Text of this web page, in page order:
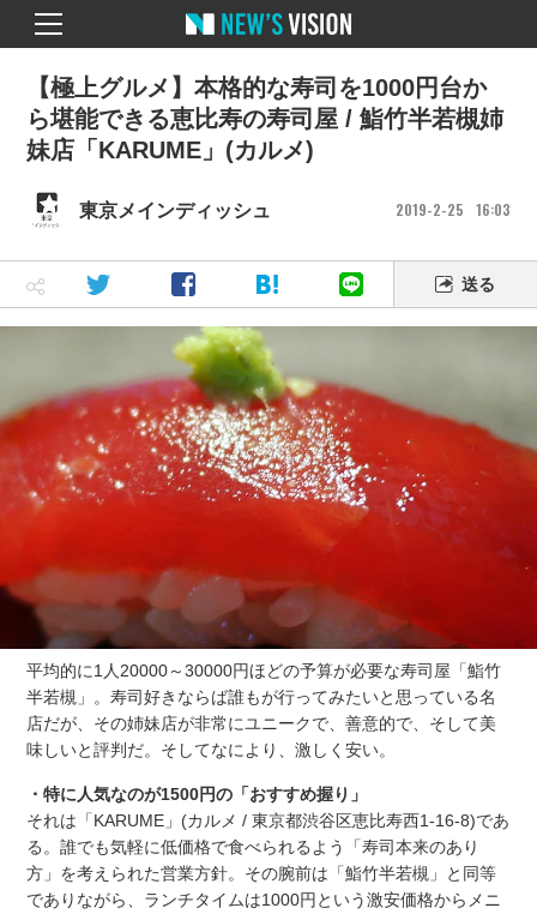
東京メインディッシュ 2019 2 25 16 03
【極上グルメ】本格的な寿司を1000円台か
ら堪能できる恵比寿の寿司屋 / 鮨竹半若槻姉
妹店「KARUME」(カルメ)
送る
平均的に1人20000～30000円ほどの予算が必要な寿司屋「鮨竹
半若槻」。寿司好きならば誰もが行ってみたいと思っている名
店だが、その姉妹店が非常にユニークで、善意的で、そして美
味しいと評判だ。そしてなにより、激しく安い。
・特に人気なのが1500円の「おすすめ握り」
それは「KARUME」(カルメ / 東京都渋谷区恵比寿西1-16-8)であ
る。誰でも気軽に低価格で食べられるよう「寿司本来のあり
方」を考えられた営業方針。その腕前は「鮨竹半若槻」と同等
でありながら、ランチタイムは1000円という激安価格からメニ